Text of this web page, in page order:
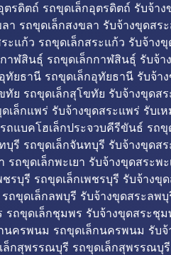
รดิตถ์ รถขุดเล็กอุตรดิตถ์ รับจ้า
า รถขุดเล็กสงขลา รับจ้างขุดสร
แก้ว รถขุดเล็กสระแก้ว รับจ้าง
าฬสินธุ์ รถขุดเล็กกาฬสินธุ์ รับจ้
ยธานี รถขุดเล็กอุทัยธานี รับจ้
ย รถขุดเล็กสุโขทัย รับจ้างขุดส
เล็กแพร่ รับจ้างขุดสระแพร่ รับเ
แบคโฮเล็กประจวบคีรีขันธ์ ร
รี รถขุดเล็กจันทบุรี รับจ้างขุดส
รถขุดเล็กพะเยา รับจ้างขุดสระพ
รบุรี รถขุดเล็กเพชรบุรี รับจ้างขุ
ถขุดเล็กลพบุรี รับจ้างขุดสระลพ
ถขุดเล็กชุมพร รับจ้างขุดสระชุ
ครพนม รถขุดเล็กนครพนม รับ
กสุพรรณบุรี รถขุดเล็กสุพรรณ